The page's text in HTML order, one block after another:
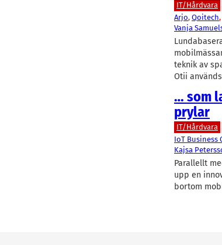
IT/Hårdvara
Arjo, Qoitech,
Vanja
teknik av
Otii
… som
prylar
IT/Hårdvara
IoT Business
Kajsa
Parallellt
upp en
bortom